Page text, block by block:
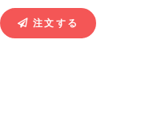
注文する